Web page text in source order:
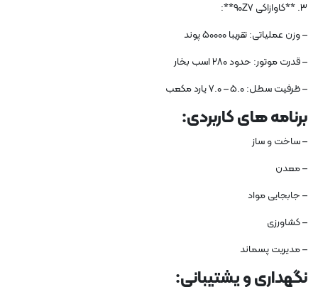
3. **کاوازاکی 90Z7**:
– وزن عملیاتی: تقریبا 50000 پوند
– قدرت موتور: حدود 280 اسب بخار
– ظرفیت سطل: 5.0 – 7.0 یارد مکعب
برنامه های کاربردی:
– ساخت و ساز
– معدن
– جابجایی مواد
– کشاورزی
– مدیریت پسماند
نگهداری و پشتیبانی: